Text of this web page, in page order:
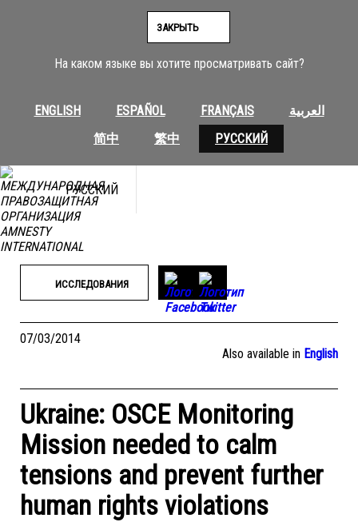
На каком языке вы хотите просматривать сайт?
ENGLISH ESPAÑOL FRANÇAIS
العربية
简中
繁中 РУССКИЙ
ЗАКРЫТЬ
РУССКИЙ
ИССЛЕДОВАНИЯ
07/03/2014
Also available in English
Ukraine: OSCE Monitoring
Mission needed to calm
tensions and prevent further
human rights violations